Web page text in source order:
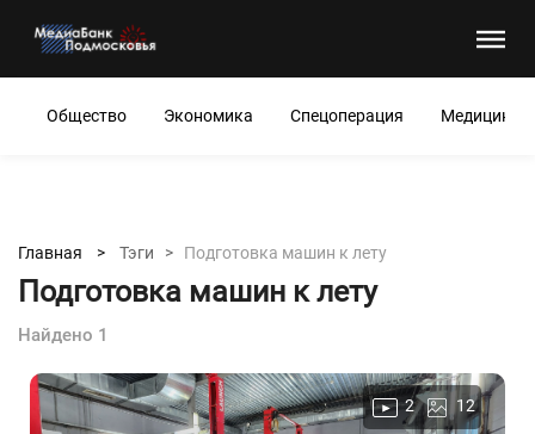
Общество Экономика Спецоперация Медицина
Главная > Тэги > Подготовка машин к лету
Подготовка машин к лету
Найдено 1
2 12